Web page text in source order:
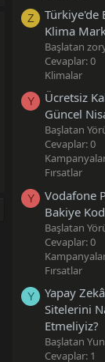
Z
Türkiye'de
Klima
Başlatan
Cevaplar: 0
Klimalar
Y
Ücretsiz
Güncel
Başlatan
Cevaplar: 0
Fırsatlar
Y
Vodafone
Bakiye
Başlatan
Cevaplar: 0
Fırsatlar
Y
Yapay
Sitelerini
Etmeliyiz?
Başlatan
Cevaplar: 1